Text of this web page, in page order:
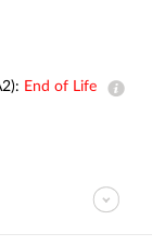
End of Life